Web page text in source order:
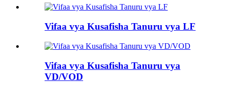
Vifaa vya Kusafisha Tanuru vya LF
Vifaa vya Kusafisha Tanuru vya
VD/VOD